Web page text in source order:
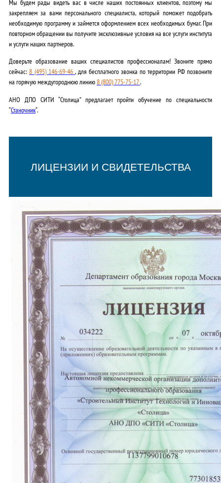
Мы будем рады видеть вас в числе наших постоянных клиентов, поэтому мы
закрепляем за вами персонального специалиста, который поможет подобрать
необходимую программу и займется оформлением всех необходимых бумаг. При
повторном обращении вы получите эксклюзивные условия на все услуги института
и услуги наших партнеров.
Доверьте образование ваших специалистов профессионалам! Звоните прямо
сейчас:8 (495) 146-69-46 , для бесплатного звонка по территории РФ позвоните
на горячую междугороднюю линию8 (800) 775-75-17.
АНО ДПО СИТИ “Столица” предлагает пройти обучение по специальности
“Станочник“.
ЛИЦЕНЗИИ И СВИДЕТЕЛЬСТВА